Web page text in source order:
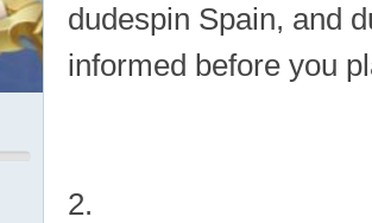
dudespin Spain, and
informed before you
2.